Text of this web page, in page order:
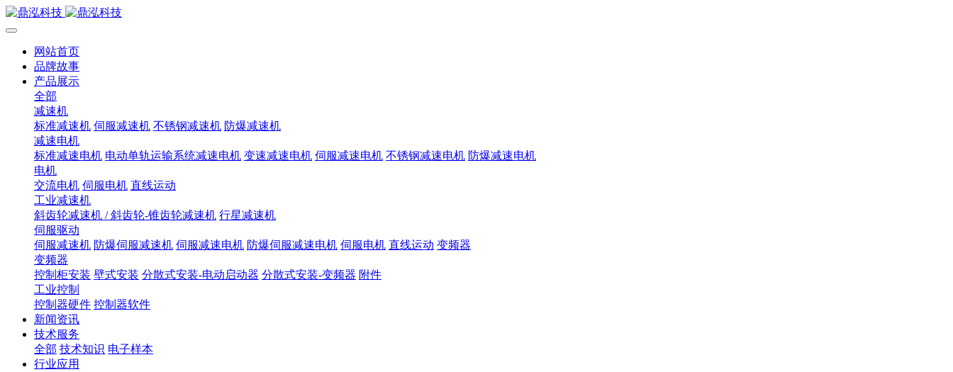
网站首页
品牌故事
产品展示
全部
减速机
标准减速机 伺服减速机 不锈钢减速机 防爆减速机
减速电机
标准减速电机 电动单轨运输系统减速电机 变速减速电机 伺服减速电机 不锈钢减速电机 防爆减速电机
电机
交流电机 伺服电机 直线运动
工业减速机
斜齿轮减速机 / 斜齿轮-锥齿轮减速机 行星减速机
伺服驱动
伺服减速机 防爆伺服减速机 伺服减速电机 防爆伺服减速电机 伺服电机 直线运动 变频器
变频器
控制柜安装 壁式安装 分散式安装-电动启动器 分散式安装-变频器 附件
工业控制
控制器硬件 控制器软件
新闻资讯
技术服务
全部 技术知识 电子样本
行业应用